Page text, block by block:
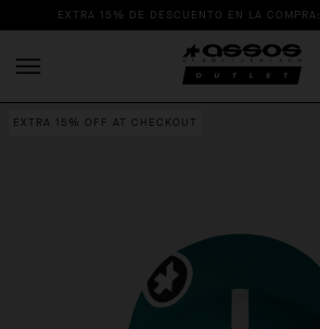
EXTRA 15% DE DESCUENTO EN LA COMPRA:
EXTRA 15% OFF AT CHECKOUT